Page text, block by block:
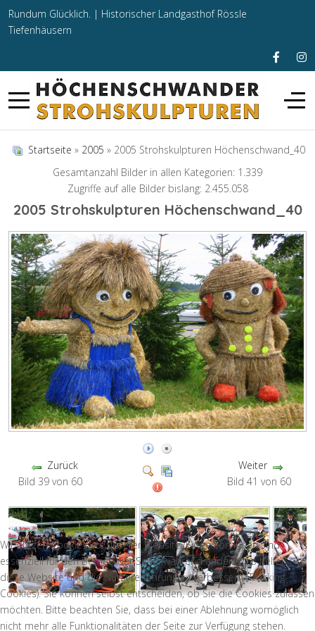
Rundum Glücklich. | Historischer Landgasthof Rössle
Tiefenhäusern
Startseite » 2005 » 2005 Strohskulpturen Höchenschwand_40
Gesamtanzahl Bilder in allen Kategorien: 1.339
Zugriffe auf alle Bilder bislang: 2.455.058
2005 Strohskulpturen Höchenschwand_40
Zurück
Bild 39 von 60
Weiter
Bild 41 von 60
Wir nutzen Cookies auf unserer Website. Einige von ihnen sind
essenziell für den Betrieb der Seite, während andere uns helfen,
diese Website und die Nutzererfahrung zu verbessern (Tracking
Cookies). Sie können selbst entscheiden, ob Sie die Cookies zulassen
möchten. Bitte beachten Sie, dass bei einer Ablehnung womöglich
nicht mehr alle Funktionalitäten der Seite zur Verfügung stehen.